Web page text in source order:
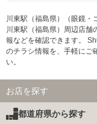
川東駅（福島県）（眼鏡・
川東駅（福島県）周辺店舗
報などを確認できます。
のチラシ情報を、手軽にご
い。
お店を探す
都道府県から探す